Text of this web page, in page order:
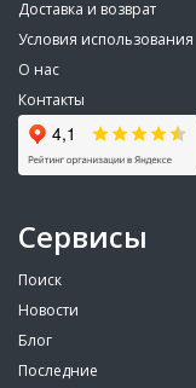
Доставка и возврат
Условия использования
О нас
Контакты
Сервисы
Поиск
Новости
Блог
Последние